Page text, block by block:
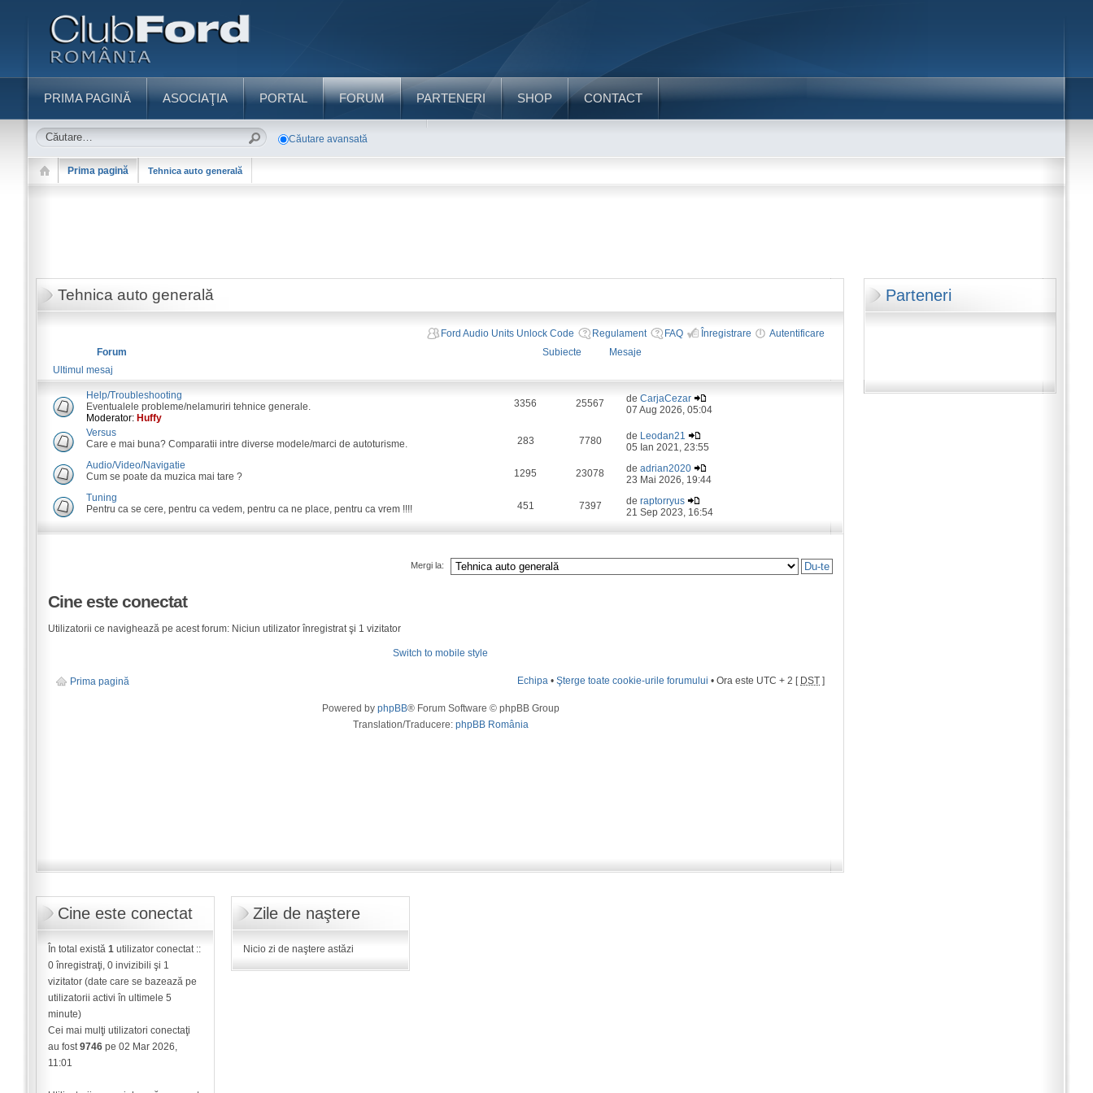
PRIMA PAGINĂ ASOCIAŢIA PORTAL FORUM PARTENERI SHOP CONTACT
Căutare avansată
Prima pagină Tehnica auto generală
Parteneri
Tehnica auto generală
Ford Audio Units Unlock Code Regulament FAQ Înregistrare
Autentificare
Forum
Subiecte
Mesaje
Ultimul mesaj
Help/Troubleshooting
Eventualele probleme/nelamuriri tehnice generale.
Moderator: Huffy
3356 25567 deCarjaCezar
07 Aug 2026, 05:04
Versus
Care e mai buna? Comparatii intre diverse modele/marci de autoturisme.
283 7780 de Leodan21
05 Ian 2021, 23:55
Audio/Video/Navigatie
Cum se poate da muzica mai tare ?
1295 23078 deadrian2020
23 Mai 2026, 19:44
Tuning
Pentru ca se cere, pentru ca vedem, pentru ca ne place, pentru ca vrem !!!!
451 7397 deraptorryus
21 Sep 2023, 16:54
Mergi la:
Cine este conectat
Utilizatorii ce navighează pe acest forum: Niciun utilizator înregistrat şi 1 vizitator
Switch to mobile style
Prima pagină Echipa •Şterge toate cookie-urile forumului • Ora este UTC + 2 [ DST ]
Powered by phpBB® Forum Software © phpBB Group
Translation/Traducere: phpBB România
Cine este conectat
În total există 1utilizator conectat ::
0 înregistraţi, 0 invizibili şi 1
vizitator (date care se bazează pe
utilizatorii activi în ultimele 5
minute)
Cei mai mulţi utilizatori conectaţi
au fost9746pe 02 Mar 2026,
11:01
Zile de naştere
Nicio zi de naştere astăzi